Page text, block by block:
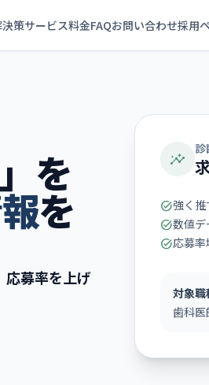
策サービス料金FAQお問い合わせ採用
を
を
応募率を上げ
insights
診
task_alt強く
task_alt数値デ
task_alt応募率
対象職
歯科医